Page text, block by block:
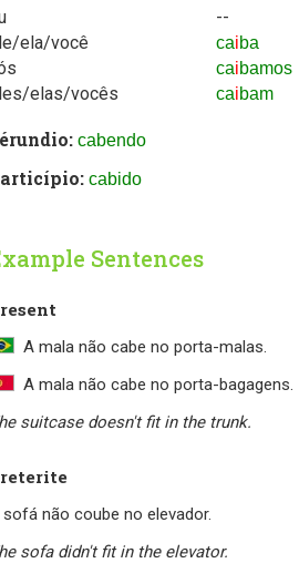
--
ela/você
caiba
caibamos
elas/vocês caibam
cabendo
cabido
Sentences
A mala não cabe no porta-malas.
A mala não cabe no porta-bagagens.
suitcase doesn't fit in the trunk.
sofá não coube no elevador.
sofa didn't fit in the elevator.